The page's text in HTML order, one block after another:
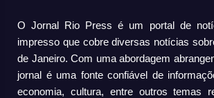
O Jornal Rio Press é um portal de
impresso que cobre diversas notícias
de Janeiro. Com uma abordagem
jornal é uma fonte confiável de
economia, cultura, entre outros temas